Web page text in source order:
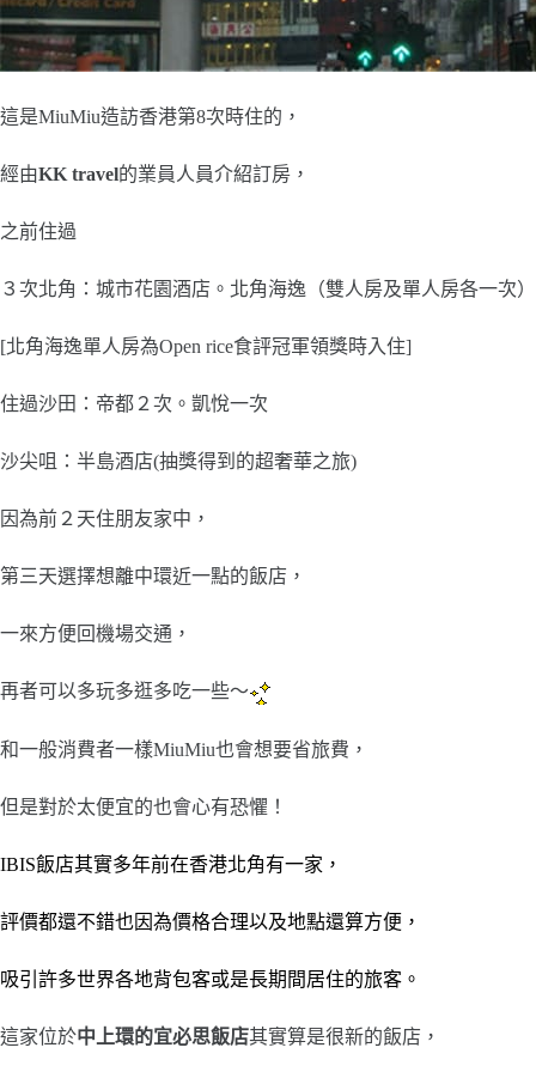
這是MiuMiu造訪香港第8次時住的，
經由KK travel的業員人員介紹訂房，
之前住過
３次北角：城市花園酒店。北角海逸（雙人房及單人房各一次）
[北角海逸單人房為Open rice食評冠軍領獎時入住]
住過沙田：帝都２次。凱悅一次
沙尖咀：半島酒店(抽獎得到的超奢華之旅)
因為前２天住朋友家中，
第三天選擇想離中環近一點的飯店，
一來方便回機場交通，
再者可以多玩多逛多吃一些～
和一般消費者一樣MiuMiu也會想要省旅費，
但是對於太便宜的也會心有恐懼！
IBIS飯店其實多年前在香港北角有一家，
評價都還不錯也因為價格合理以及地點還算方便，
吸引許多世界各地背包客或是長期間居住的旅客。
這家位於中上環的宜必思飯店其實算是很新的飯店，